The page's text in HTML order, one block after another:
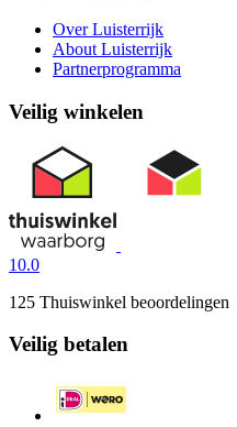
Over Luisterrijk
About Luisterrijk
Partnerprogramma
Veilig winkelen
10.0
125 Thuiswinkel beoordelingen
Veilig betalen